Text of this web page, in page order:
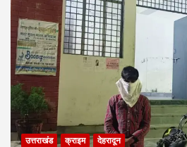
उत्तराखंड क्राइम देहरादून